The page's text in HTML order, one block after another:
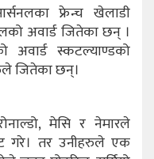
फ्रेन्च खेलाडी
अवार्ड जितेका छन् ।
स्कटल्याण्डको
जितेका छन्।
मेसि र नेमारले
गरे। तर उनीहरुले एक